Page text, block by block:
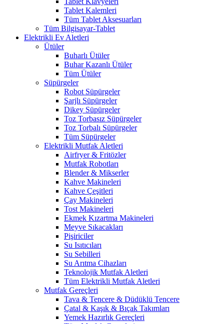
Tablet Kalemleri
Tüm Tablet Aksesuarları
Tüm Bilgisayar-Tablet
Elektrikli Ev Aletleri
Ütüler
Buharlı Ütüler
Buhar Kazanlı Ütüler
Tüm Ütüler
Süpürgeler
Robot Süpürgeler
Şarjlı Süpürgeler
Dikey Süpürgeler
Toz Torbasız Süpürgeler
Toz Torbalı Süpürgeler
Tüm Süpürgeler
Elektrikli Mutfak Aletleri
Airfryer & Fritözler
Mutfak Robotları
Blender & Mikserler
Kahve Makineleri
Kahve Çeşitleri
Çay Makineleri
Tost Makineleri
Ekmek Kızartma Makineleri
Meyve Sıkacakları
Pişiriciler
Su Isıtıcıları
Su Sebilleri
Su Arıtma Cihazları
Teknolojik Mutfak Aletleri
Tüm Elektrikli Mutfak Aletleri
Mutfak Gereçleri
Tava & Tencere & Düdüklü Tencere
Çatal & Kaşık & Bıçak Takımları
Yemek Hazırlık Gereçleri